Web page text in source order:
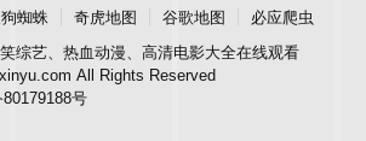
蜘蛛 奇虎地图 谷歌地图
必应爬虫
综艺、热血动漫、高清电影大全在线观看
All Rights Reserved
号